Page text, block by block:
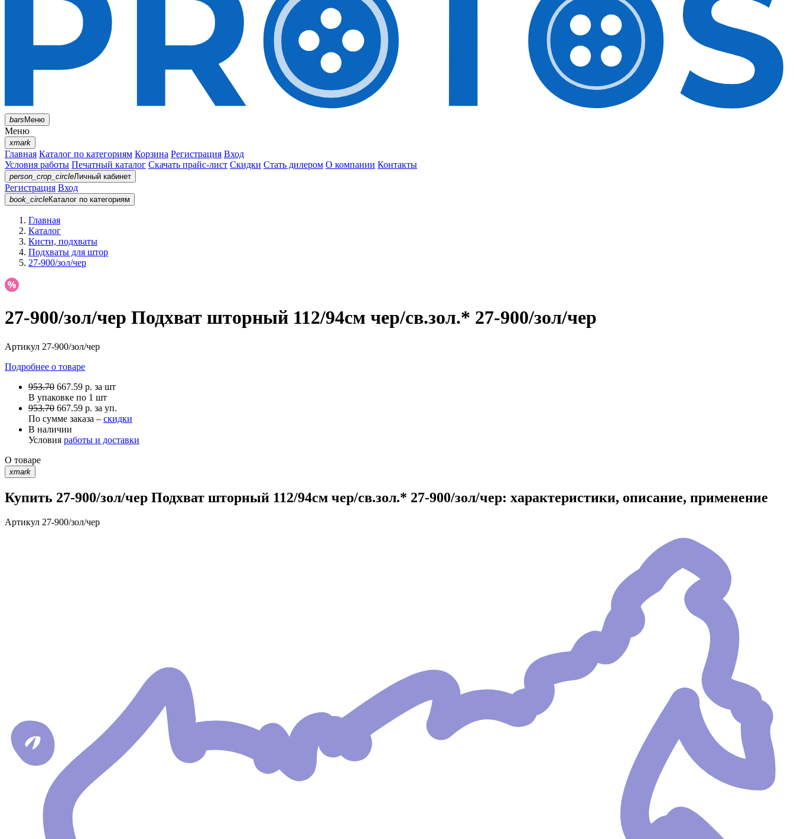
barsМеню
Меню
xmark
Главная Каталог по категориям Корзина Регистрация Вход
Условия работы Печатный каталог Скачать прайс-лист Скидки Стать дилером О компании Контакты
person_crop_circleЛичный кабинет
Регистрация Вход
book_circleКаталог по категориям
Главная
Каталог
Кисти, подхваты
Подхваты для штор
27-900/зол/чер
27-900/зол/чер Подхват шторный 112/94см чер/св.зол.* 27-900/зол/чер
Артикул 27-900/зол/чер
Подробнее о товаре
953.70 667.59 р. за шт
В упаковке по 1 шт
953.70 667.59 р. за уп.
По сумме заказа – скидки
В наличии
Условия работы и доставки
О товаре
xmark
Купить 27-900/зол/чер Подхват шторный 112/94см чер/св.зол.* 27-900/зол/чер: характеристики, описание, применение
Артикул 27-900/зол/чер